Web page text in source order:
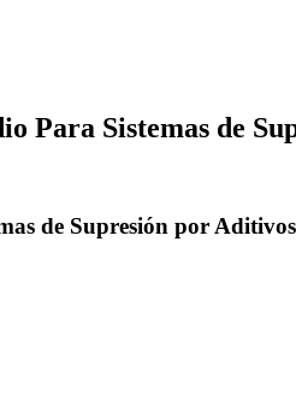
Para Sistemas de
de Supresión por